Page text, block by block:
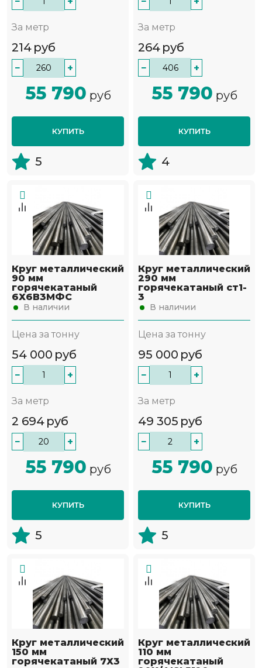
За метр
214 руб
− +
55 790 руб
КУПИТЬ
5
За метр
264 руб
− +
55 790 руб
КУПИТЬ
4
Круг металлический
90 мм
горячекатаный
6Х6В3МФС
В наличии
Цена за тонну
54 000 руб
− +
За метр
2 694 руб
− +
55 790 руб
КУПИТЬ
5
Круг металлический
290 мм
горячекатаный ст1-
3
В наличии
Цена за тонну
95 000 руб
− +
За метр
49 305 руб
− +
55 790 руб
КУПИТЬ
5
Круг металлический
150 мм
горячекатаный 7Х3
Круг металлический
110 мм
горячекатаный